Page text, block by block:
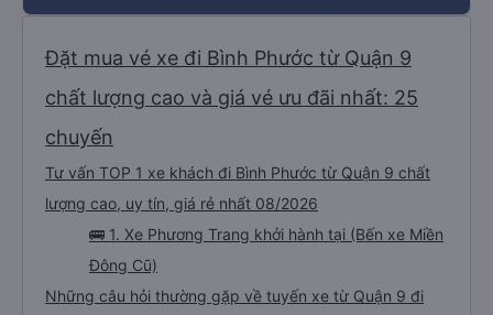
Đặt mua vé xe đi Bình Phước từ Quận 9
chất lượng cao và giá vé ưu đãi nhất: 25
chuyến
Tư vấn TOP 1 xe khách đi Bình Phước từ Quận 9 chất
lượng cao, uy tín, giá rẻ nhất 08/2026
🚌 1. Xe Phương Trang khởi hành tại (Bến xe Miền
Đông Cũ)
Những câu hỏi thường gặp về tuyến xe từ Quận 9 đi